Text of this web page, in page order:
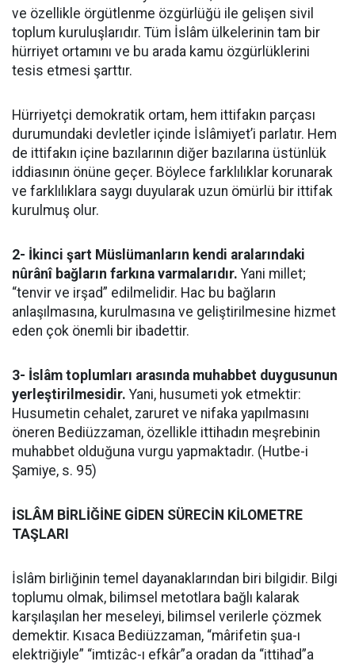
ve özellikle örgütlenme özgürlüğü ile gelişen sivil
toplum kuruluşlarıdır. Tüm İslâm ülkelerinin tam bir
hürriyet ortamını ve bu arada kamu özgürlüklerini
tesis etmesi şarttır.
Hürriyetçi demokratik ortam, hem ittifakın parçası
durumundaki devletler içinde İslâmiyet’i parlatır. Hem
de ittifakın içine bazılarının diğer bazılarına üstünlük
iddiasının önüne geçer. Böylece farklılıklar korunarak
ve farklılıklara saygı duyularak uzun ömürlü bir ittifak
kurulmuş olur.
2- İkinci şart Müslümanların kendi aralarındaki
nûrânî bağların farkına varmalarıdır. Yani millet;
“tenvir ve irşad” edilmelidir. Hac bu bağların
anlaşılmasına, kurulmasına ve geliştirilmesine hizmet
eden çok önemli bir ibadettir.
3- İslâm toplumları arasında muhabbet duygusunun
yerleştirilmesidir. Yani, husumeti yok etmektir:
Husumetin cehalet, zaruret ve nifaka yapılmasını
öneren Bediüzzaman, özellikle ittihadın meşrebinin
muhabbet olduğuna vurgu yapmaktadır. (Hutbe-i
Şamiye, s. 95)
İSLÂM BİRLİĞİNE GİDEN SÜRECİN KİLOMETRE
TAŞLARI
İslâm birliğinin temel dayanaklarından biri bilgidir. Bilgi
toplumu olmak, bilimsel metotlara bağlı kalarak
karşılaşılan her meseleyi, bilimsel verilerle çözmek
demektir. Kısaca Bediüzzaman, “mârifetin şua-ı
elektriğiyle” “imtizâc-ı efkâr”a oradan da “ittihad”a